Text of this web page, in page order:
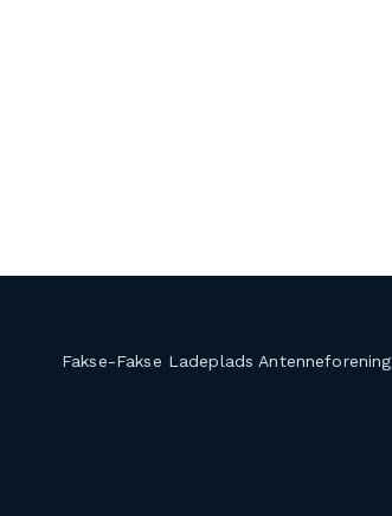
Fakse-Fakse Ladeplads Antenneforening